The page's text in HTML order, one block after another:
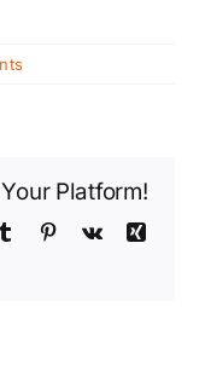
Platform!
Tumblr Pinterest
Vk
Xing